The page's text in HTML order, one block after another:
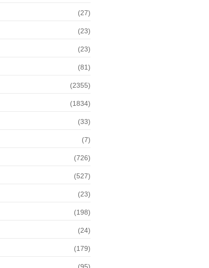
(27)
(23)
(23)
(81)
(2355)
(1834)
(33)
(7)
(726)
(527)
(23)
(198)
(24)
(179)